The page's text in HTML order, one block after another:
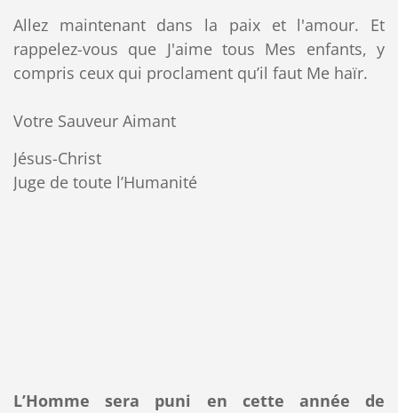
Allez maintenant dans la paix et l'amour. Et
rappelez-vous que J'aime tous Mes enfants, y
compris ceux qui proclament qu’il faut Me haïr.
Votre Sauveur Aimant
Jésus-Christ
Juge de toute l’Humanité
L’Homme sera puni en cette année de